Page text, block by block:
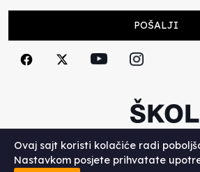
POŠALJI
Ovaj sajt koristi kolačiće radi
Nastavkom posjete prihvatate